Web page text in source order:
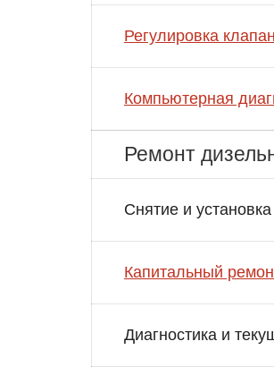
Регулировка
Компьютерная
Ремонт
Снятие и
Капитальный
Диагностика и